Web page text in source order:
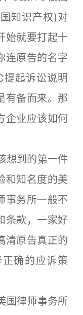
知识产权)对
始就要打起十
连原告的名字
起诉讼说明
有备而来。那
企业应该如何
想到的第一件
和知名度的美
事务所一般不
条款，一家好
清原告真正的
确的应诉策
国律师事务所